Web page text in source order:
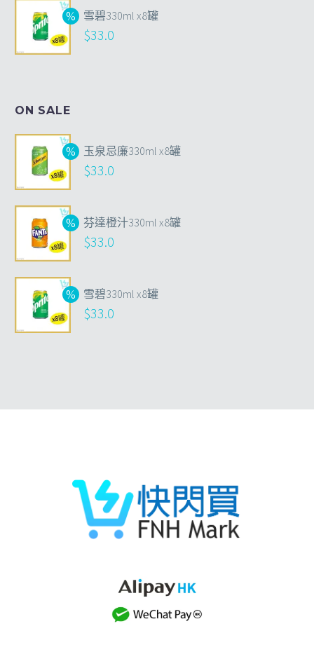
雪碧330ml x8罐
$33.0
ON SALE
玉泉忌廉330ml x8罐
$33.0
芬達橙汁330ml x8罐
$33.0
雪碧330ml x8罐
$33.0